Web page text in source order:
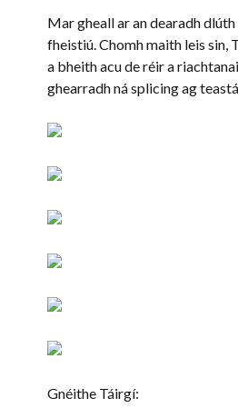
Mar gheall ar an dearadh
fheistiú. Chomh maith leis sin,
a bheith acu de réir a
ghearradh ná splicing ag
Gnéithe Táirgí: